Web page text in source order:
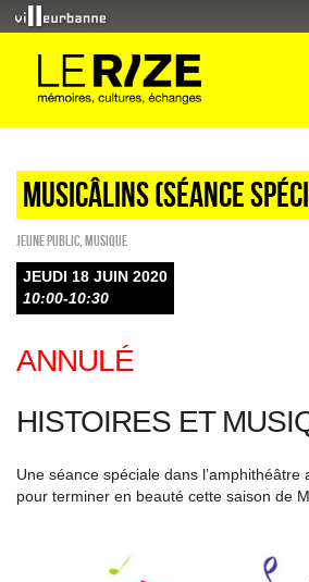
Musicâlins (séance
Jeune public Musique
JEUDI 18 JUIN 2020
10:00-10:30
ANNULÉ
HISTOIRES ET
Une séance spéciale dans l’amphithéâtre
pour terminer en beauté cette saison de